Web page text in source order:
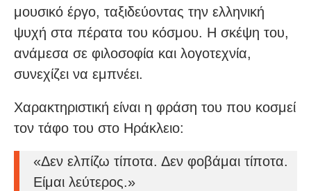
μουσικό έργο, ταξιδεύοντας την ελληνική
ψυχή στα πέρατα του κόσμου. Η σκέψη του,
ανάμεσα σε φιλοσοφία και λογοτεχνία,
συνεχίζει να εμπνέει.
Χαρακτηριστική είναι η φράση του που κοσμεί
τον τάφο του στο Ηράκλειο:
«Δεν ελπίζω τίποτα. Δεν φοβάμαι τίποτα.
Είμαι λεύτερος.»